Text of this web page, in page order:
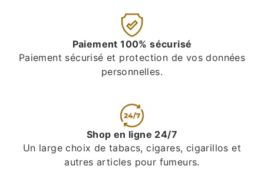
Paiement 100% sécurisé
Paiement sécurisé et protection de vos données
personnelles.
Shop en ligne 24/7
Un large choix de tabacs, cigares, cigarillos et
autres articles pour fumeurs.